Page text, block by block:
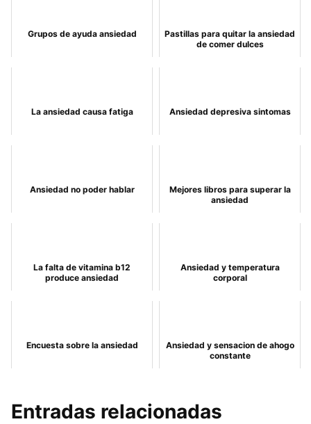
Grupos de ayuda ansiedad
Pastillas para quitar la ansiedad
de comer dulces
La ansiedad causa fatiga Ansiedad depresiva sintomas
Ansiedad no poder hablar
Mejores libros para superar la
ansiedad
La falta de vitamina b12
produce ansiedad
Ansiedad y temperatura
corporal
Encuesta sobre la ansiedad
Ansiedad y sensacion de ahogo
constante
Entradas relacionadas